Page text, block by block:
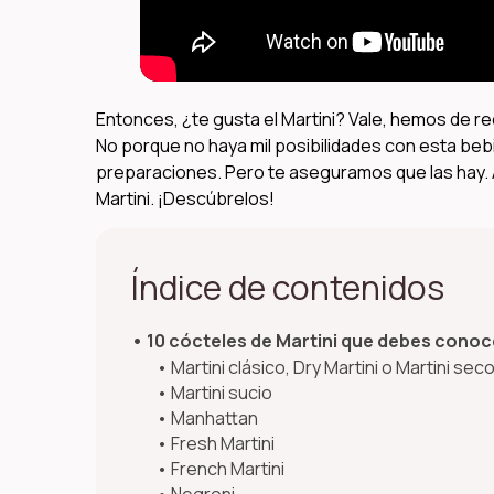
Entonces, ¿te gusta el Martini? Vale, hemos de
No porque no haya mil posibilidades con esta
preparaciones. Pero te aseguramos que las
Martini. ¡Descúbrelos!
Índice de contenidos
10 cócteles de Martini que debes
Martini clásico, Dry Martini o Martini seco
Martini sucio
Manhattan
Fresh Martini
French Martini